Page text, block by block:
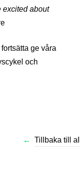
excited about
ge våra
och
← Tillbaka till